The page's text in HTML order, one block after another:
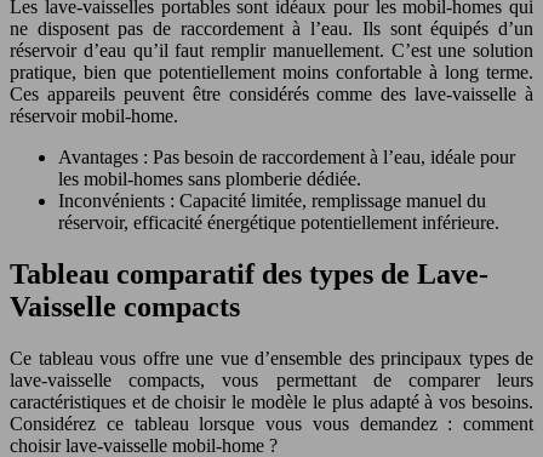
Les lave-vaisselles portables sont idéaux pour les mobil-homes qui
ne disposent pas de raccordement à l’eau. Ils sont équipés d’un
réservoir d’eau qu’il faut remplir manuellement. C’est une solution
pratique, bien que potentiellement moins confortable à long terme.
Ces appareils peuvent être considérés comme des lave-vaisselle à
réservoir mobil-home.
Avantages : Pas besoin de raccordement à l’eau, idéale pour
les mobil-homes sans plomberie dédiée.
Inconvénients : Capacité limitée, remplissage manuel du
réservoir, efficacité énergétique potentiellement inférieure.
Tableau comparatif des types de Lave-
Vaisselle compacts
Ce tableau vous offre une vue d’ensemble des principaux types de
lave-vaisselle compacts, vous permettant de comparer leurs
caractéristiques et de choisir le modèle le plus adapté à vos besoins.
Considérez ce tableau lorsque vous vous demandez : comment
choisir lave-vaisselle mobil-home ?